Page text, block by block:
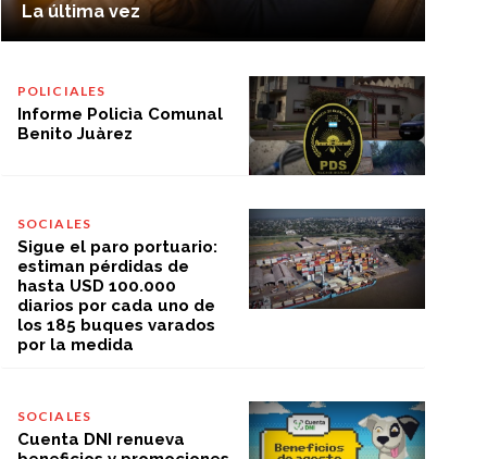
La última vez
POLICIALES
Informe Policìa Comunal
Benito Juàrez
SOCIALES
Sigue el paro portuario:
estiman pérdidas de
hasta USD 100.000
diarios por cada uno de
los 185 buques varados
por la medida
SOCIALES
Cuenta DNI renueva